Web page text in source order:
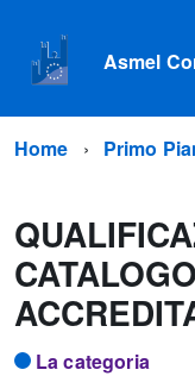
Asmel
Home Primo
La categoria